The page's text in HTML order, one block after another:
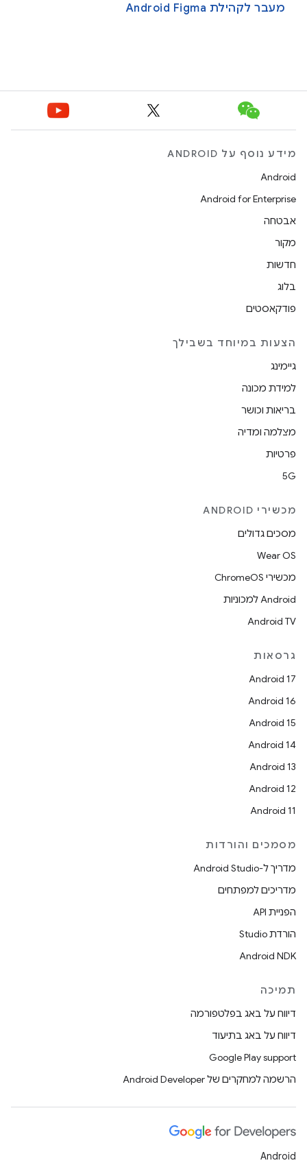
מעבר לקהילת Android Figma
מידע נוסף על ANDROID
Android
Android for Enterprise
אבטחה
מקור
חדשות
בלוג
פודקאסטים
הצעות במיוחד בשבילך
גיימינג
למידת מכונה
בריאות וכושר
מצלמה ומדיה
פרטיות
5G
מכשירי ANDROID
מסכים גדולים
Wear OS
מכשירי ChromeOS
Android למכוניות
Android TV
גרסאות
Android 17
Android 16
Android 15
Android 14
Android 13
Android 12
Android 11
מסמכים והורדות
מדריך ל-Android Studio
מדריכים למפתחים
הפניית API
הורדת Studio
Android NDK
תמיכה
דיווח על באג בפלטפורמה
דיווח על באג בתיעוד
Google Play support
הרשמה למחקרים של Android Developer
Android